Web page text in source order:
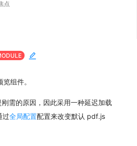
点
览组件。
需的原因，因此采用一种延迟加载
过全局配置配置来改变默认 pdf.js